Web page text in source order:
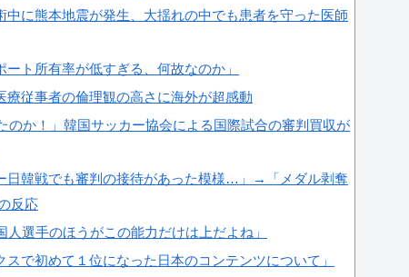
中に熊本地震が発生、大揺れの中でも患者を守った医師
ト所有率が低すぎる、何故なのか」
従事者の倫理観の高さに海外が超感動
のか！」韓国サッカー協会による国際試合の審判買収が
日韓戦でも審判の接待があった模様…」→「メダル剥奪
反応
選手のほうがこの能力だけは上だよね」
で初めて１位になった日本のコンテンツについて」